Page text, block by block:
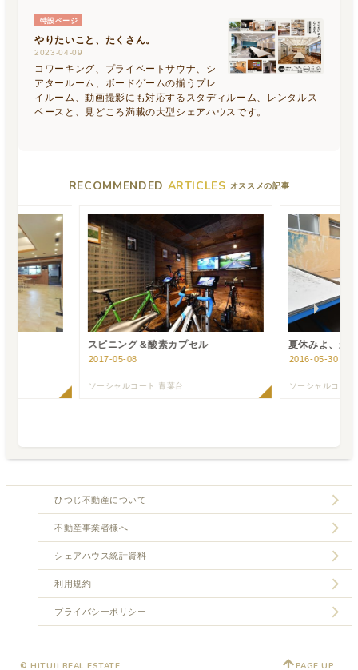
特設ページ
やりたいこと、たくさん。
2023-04-09
コワーキング、プライベートサウナ、シ
アタールーム、ボードゲームの揃うプレ
イルーム、動画撮影にも対応するスタディルーム、レンタルス
ペースと、見どころ満載の大型シェアハウスです。
RECOMMENDED ARTICLES オススメの記事
スピニング＆酸素カプセル
ソーシャルコート 青葉台
2017-05-08
夏休みよ、永
ソーシャルコー
2016-05-30
ひつじ不動産について
不動産事業者様へ
シェアハウス統計資料
利用規約
プライバシーポリシー
© HITUJI REAL ESTATE PAGE UP